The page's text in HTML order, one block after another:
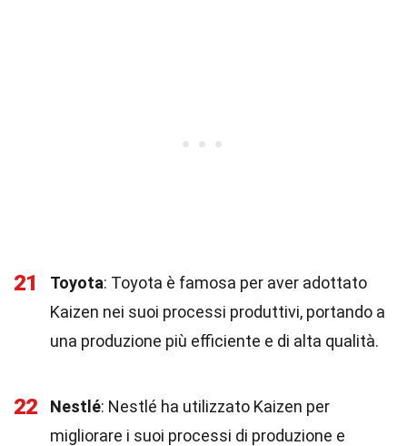
21 Toyota: Toyota è famosa per aver adottato
Kaizen nei suoi processi produttivi, portando a
una produzione più efficiente e di alta qualità.
22 Nestlé: Nestlé ha utilizzato Kaizen per
migliorare i suoi processi di produzione e